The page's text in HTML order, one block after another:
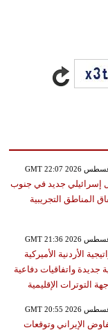
جديد في جنوب
المناطق التجريبية
الأردنية الأميركية
جديدة واتفاقيات دفاعية
التوترات الإقليمية
الإيراني وتوقعات